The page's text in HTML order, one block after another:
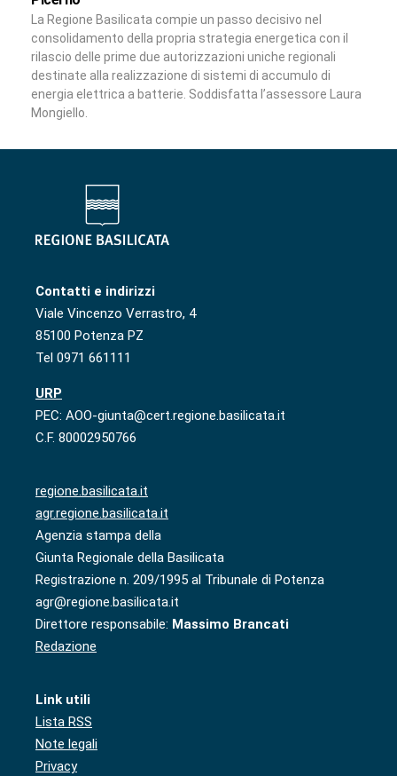
La Regione Basilicata compie un passo decisivo nel
consolidamento della propria strategia energetica con il
rilascio delle prime due autorizzazioni uniche regionali
destinate alla realizzazione di sistemi di accumulo di
energia elettrica a batterie. Soddisfatta l’assessore Laura
Mongiello.
Contatti e indirizzi
Viale Vincenzo Verrastro, 4
85100 Potenza PZ
Tel 0971 661111
URP
PEC: AOO-giunta@cert.regione.basilicata.it
C.F. 80002950766
regione.basilicata.it
agr.regione.basilicata.it
Agenzia stampa della
Giunta Regionale della Basilicata
Registrazione n. 209/1995 al Tribunale di Potenza
agr@regione.basilicata.it
Direttore responsabile: Massimo Brancati
Redazione
Link utili
Lista RSS
Note legali
Privacy